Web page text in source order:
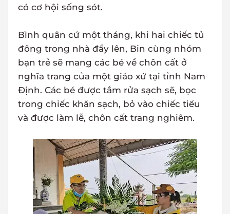
có cơ hội sống sót.
Bình quân cứ một tháng, khi hai chiếc tủ
đông trong nhà đầy lên, Bin cùng nhóm
bạn trẻ sẽ mang các bé về chôn cất ở
nghĩa trang của một giáo xứ tại tỉnh Nam
Định. Các bé được tắm rửa sạch sẽ, bọc
trong chiếc khăn sạch, bỏ vào chiếc tiểu
và được làm lễ, chôn cất trang nghiêm.